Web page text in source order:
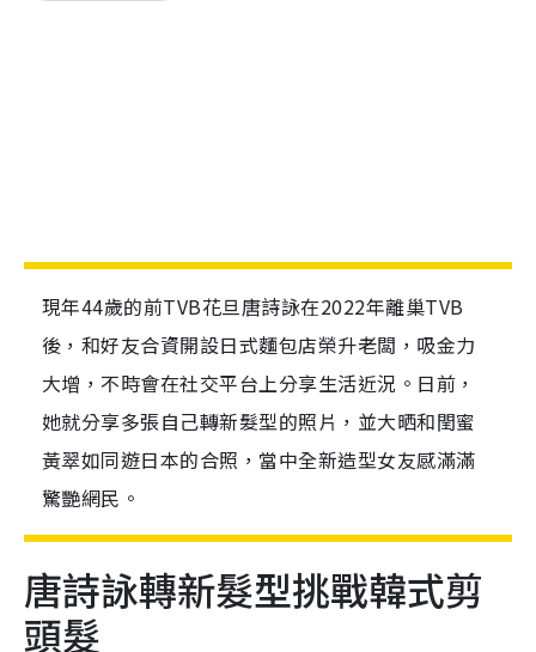
現年44歲的前TVB花旦唐詩詠在2022年離巢TVB
後，和好友合資開設日式麵包店榮升老闆，吸金力
大增，不時會在社交平台上分享生活近況。日前，
她就分享多張自己轉新髮型的照片，並大晒和閏蜜
黃翠如同遊日本的合照，當中全新造型女友感滿滿
驚艷網民。
唐詩詠轉新髮型挑戰韓式剪
頭髮